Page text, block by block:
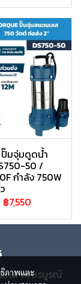
ปั๊มจุ่มดูดน้ำ
50 /
กำลัง 750W
฿7,550
ภาพและ
เทพ เพชรบูรณ์